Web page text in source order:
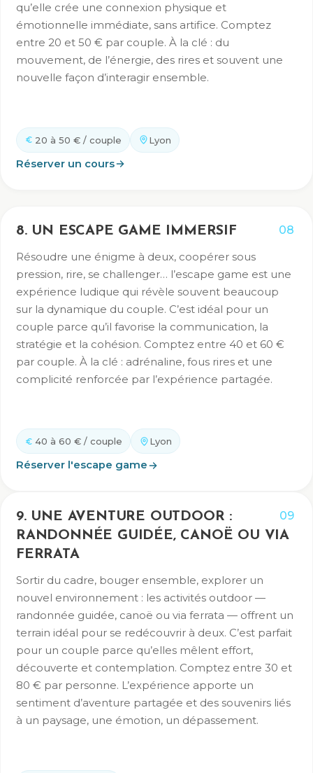
qu’elle crée une connexion physique et
émotionnelle immédiate, sans artifice. Comptez
entre 20 et 50 € par couple. À la clé : du
mouvement, de l’énergie, des rires et souvent une
nouvelle façon d’interagir ensemble.
20 à 50 € / couple Lyon
Réserver un cours
08
8. UN ESCAPE GAME IMMERSIF
Résoudre une énigme à deux, coopérer sous
pression, rire, se challenger… l’escape game est une
expérience ludique qui révèle souvent beaucoup
sur la dynamique du couple. C’est idéal pour un
couple parce qu’il favorise la communication, la
stratégie et la cohésion. Comptez entre 40 et 60 €
par couple. À la clé : adrénaline, fous rires et une
complicité renforcée par l’expérience partagée.
40 à 60 € / couple Lyon
Réserver l'escape game
09
9. UNE AVENTURE OUTDOOR :
RANDONNÉE GUIDÉE, CANOË OU VIA
FERRATA
Sortir du cadre, bouger ensemble, explorer un
nouvel environnement : les activités outdoor —
randonnée guidée, canoë ou via ferrata — offrent un
terrain idéal pour se redécouvrir à deux. C’est parfait
pour un couple parce qu’elles mêlent effort,
découverte et contemplation. Comptez entre 30 et
80 € par personne. L’expérience apporte un
sentiment d’aventure partagée et des souvenirs liés
à un paysage, une émotion, un dépassement.